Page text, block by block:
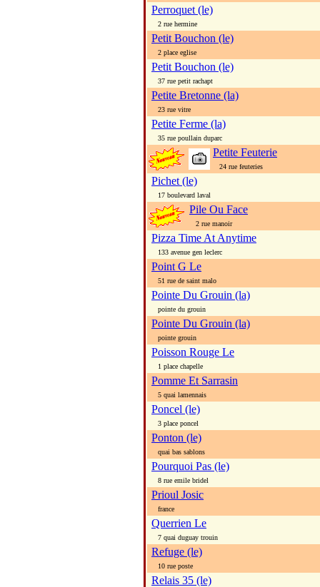
Perroquet (le)
2 rue hermine
Petit Bouchon (le)
2 place eglise
Petit Bouchon (le)
37 rue petit rachapt
Petite Bretonne (la)
23 rue vitre
Petite Ferme (la)
35 rue poullain duparc
Petite Feuterie
24 rue feuteries
Pichet (le)
17 boulevard laval
Pile Ou Face
2 rue manoir
Pizza Time At Anytime
133 avenue gen leclerc
Point G Le
51 rue de saint malo
Pointe Du Grouin (la)
pointe du grouin
Pointe Du Grouin (la)
pointe grouin
Poisson Rouge Le
1 place chapelle
Pomme Et Sarrasin
5 quai lamennais
Poncel (le)
3 place poncel
Ponton (le)
quai bas sablons
Pourquoi Pas (le)
8 rue emile bridel
Prioul Josic
france
Querrien Le
7 quai duguay trouin
Refuge (le)
10 rue poste
Relais 35 (le)